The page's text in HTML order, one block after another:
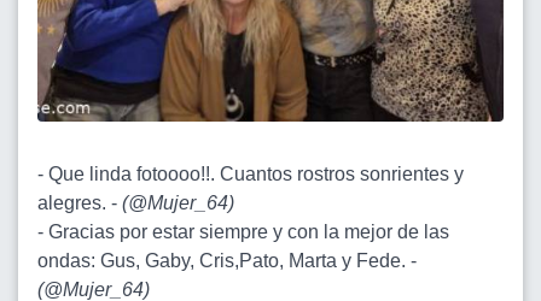
- Que linda fotoooo!!. Cuantos rostros sonrientes y
alegres. - (@Mujer_64)
- Gracias por estar siempre y con la mejor de las
ondas: Gus, Gaby, Cris,Pato, Marta y Fede. -
(@Mujer_64)